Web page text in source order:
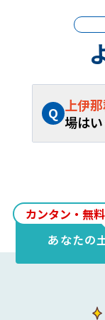
Q 上伊
場は
243.3
なりま
カンタン・無
あなたの